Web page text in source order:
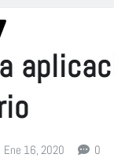
Ene 16, 2020 0